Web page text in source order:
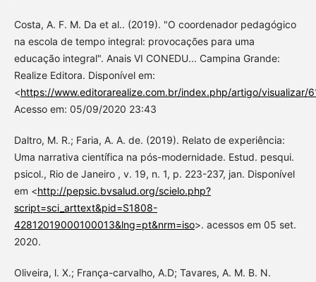
Costa, A. F. M. Da et al.. (2019). "O coordenador pedagógico
na escola de tempo integral: provocações para uma
educação integral". Anais VI CONEDU... Campina Grande:
Realize Editora. Disponível em:
<https://www.editorarealize.com.br/index.php/artigo/visualizar/
Acesso em: 05/09/2020 23:43
Daltro, M. R.; Faria, A. A. de. (2019). Relato de experiência:
Uma narrativa científica na pós-modernidade. Estud. pesqui.
psicol., Rio de Janeiro , v. 19, n. 1, p. 223-237, jan. Disponível
em <http://pepsic.bvsalud.org/scielo.php?
script=sci_arttext&pid=S1808-
42812019000100013&lng=pt&nrm=iso>. acessos em 05 set.
2020.
Oliveira, l. X.; França-carvalho, A.D; Tavares, A. M. B. N.